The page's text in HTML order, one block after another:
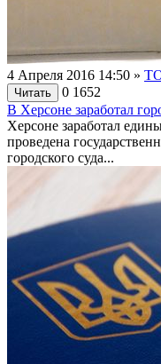
4 Апреля 2016 14:50 »
Читать 0 1652
В Херсоне заработал
Херсоне заработал
проведена
городского суда...